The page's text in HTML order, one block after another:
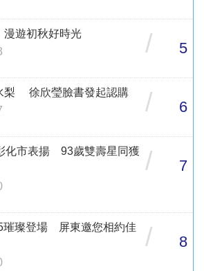
遊初秋好時光
/ 5
梨 徐欣瑩臉書發起認購
/ 6
化市表揚 93歲雙壽星同獲 / 7
璀璨登場 屏東邀您相約佳
/ 8